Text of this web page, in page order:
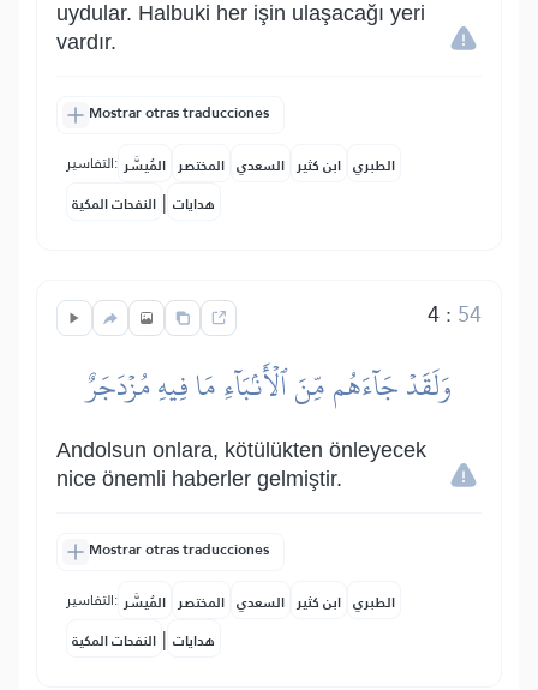
uydular. Halbuki her işin ulaşacağı yeri
vardır.
Mostrar otras traducciones
التفاسير: المُيسَّر المختصر السعدي ابن كثير الطبري
النفحات المكية | هدايات
4: 54
وَلَقَدۡ جَآءَهُم مِّنَ ٱلۡأَنۢبَآءِ مَا فِيهِ مُزۡدَجَرٌ
Andolsun onlara, kötülükten önleyecek
nice önemli haberler gelmiştir.
Mostrar otras traducciones
التفاسير: المُيسَّر المختصر السعدي ابن كثير الطبري
النفحات المكية | هدايات